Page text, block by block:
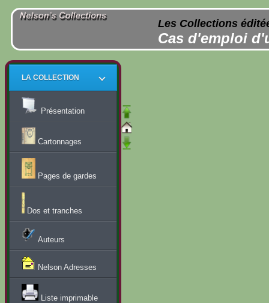
Les Collections
Cas d'emploi
LA COLLECTION
Présentation
Cartonnages
Pages de gardes
Dos et tranches
Auteurs
Nelson Adresses
Liste imprimable